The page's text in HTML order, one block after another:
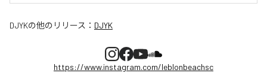
DJYKの他のリリース： DJYK
https://www.instagram.com/leblonbeachsc